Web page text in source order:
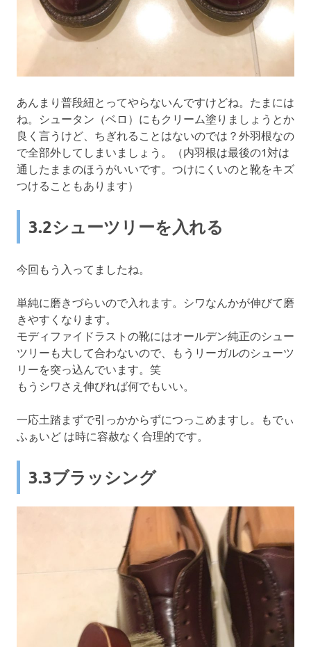
あんまり普段紐とってやらないんですけどね。たまには
ね。シュータン（ベロ）にもクリーム塗りましょうとか
良く言うけど、ちぎれることはないのでは？外羽根なの
で全部外してしまいましょう。（内羽根は最後の1対は
通したままのほうがいいです。つけにくいのと靴をキズ
つけることもあります）
3.2シューツリーを入れる
今回もう入ってましたね。
単純に磨きづらいので入れます。シワなんかが伸びて磨
きやすくなります。
モディファイドラストの靴にはオールデン純正のシュー
ツリーも大して合わないので、もうリーガルのシューツ
リーを突っ込んでいます。笑
もうシワさえ伸びれば何でもいい。
一応土踏まずで引っかからずにつっこめますし。もでぃ
ふぁいど は時に容赦なく合理的です。
3.3ブラッシング